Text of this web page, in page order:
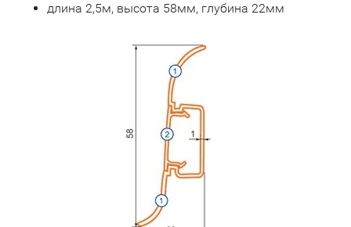
длина 2,5м, высота 58мм, глубина 22мм